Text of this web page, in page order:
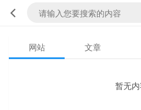
网站 文章
暂无